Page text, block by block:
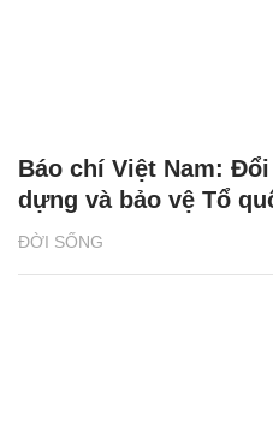
ĐỜI SỐNG
Báo chí Việt Nam:
dựng và bảo vệ Tổ